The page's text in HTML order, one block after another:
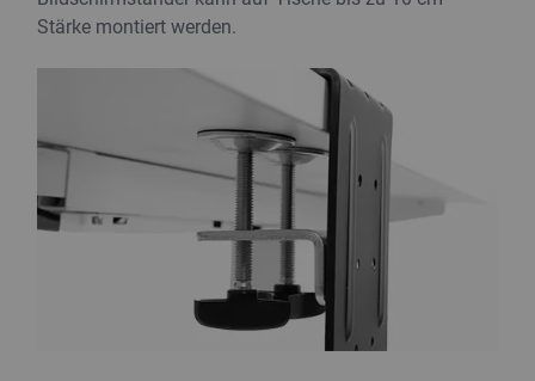
Stärke montiert werden.